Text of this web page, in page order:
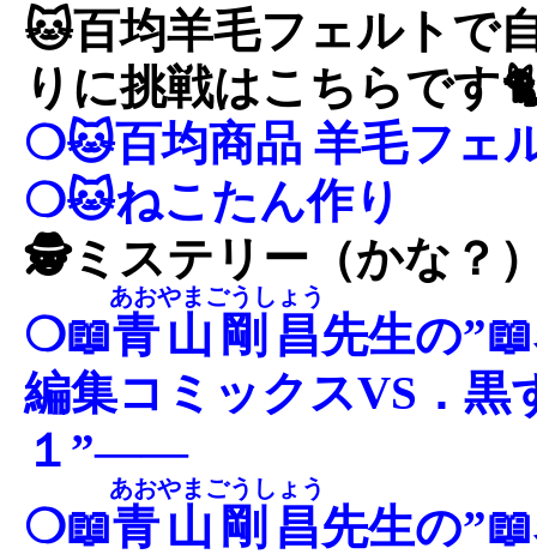
🐱百均羊毛フェルトで
りに挑戦はこちらです
❍🐱百均商品 羊毛フェ
❍🐱ねこたん作り
🕵ミステリー（かな？
❍📖青山剛昌
あおやまごうしょう
先生の
編集コミックスVS．黒
１”――
❍📖青山剛昌
あおやまごうしょう
先生の